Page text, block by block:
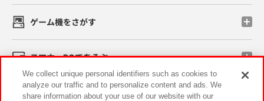
ゲーム機をさがす
スマホ・PCであそぶ
イベント・キャンペーン
We collect unique personal identifiers such as cookies to
analyze our traffic and to personalize content and ads. We
share information about your use of our website with our